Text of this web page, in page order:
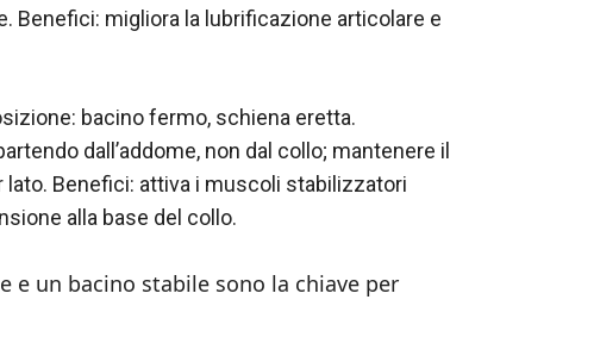
Benefici: migliora la lubrificazione articolare e
bacino fermo, schiena eretta.
dall’addome, non dal collo; mantenere il
Benefici: attiva i muscoli stabilizzatori
alla base del collo.
e un bacino stabile sono la chiave per